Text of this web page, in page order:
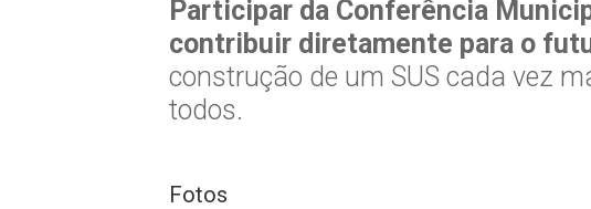
Participar da Conferência
contribuir diretamente para o
construção de um SUS cada vez
todos.
Fotos